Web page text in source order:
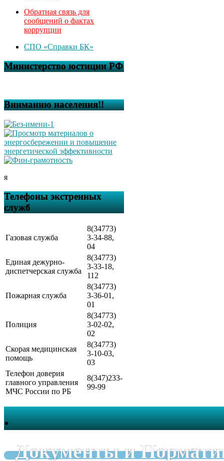
Обратная связь для
сообщений о фактах
коррупции
СПО «Справки БК»
Министерство юстиции РФ
Вниманию населения!!
я
Телефоны экстренных
служб
Газовая служба
8(34773)
3-34-88,
04
Единая дежурно-
диспетчерская служба
8(34773)
3-33-18,
112
Пожарная служба
8(34773)
3-36-01,
01
Полиция
8(34773)
3-02-02,
02
Скорая медицинская
помощь
8(34773)
3-10-03,
03
Телефон доверия
главного управления
МЧС России по РБ
8(347)233-
99-99
.
Документы и